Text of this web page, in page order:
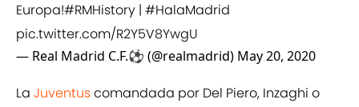
Europa!#RMHistory | #HalaMadrid
pic.twitter.com/R2Y5V8YwgU
— Real Madrid C.F.⚽ (@realmadrid) May 20, 2020
La Juventuscomandada por Del Piero, Inzaghi o